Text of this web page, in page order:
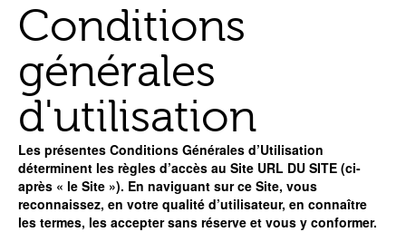
Conditions
générales
d'utilisation
Les présentes Conditions Générales d’Utilisation
déterminent les règles d’accès au Site URL DU SITE (ci-
après « le Site »). En naviguant sur ce Site, vous
reconnaissez, en votre qualité d’utilisateur, en connaître
les termes, les accepter sans réserve et vous y conformer.